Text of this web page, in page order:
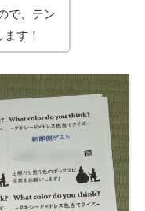
で、テン
す！